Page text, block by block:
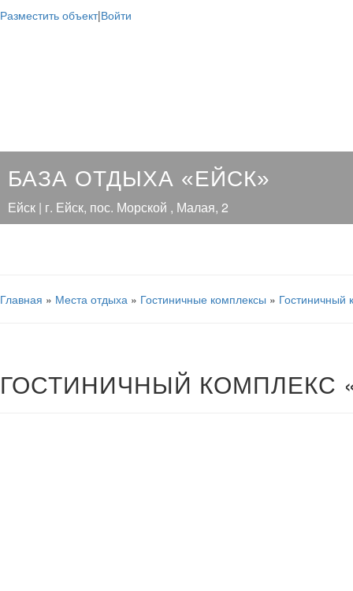
Разместить объект|Войти
БАЗА ОТДЫХА «ЕЙСК»
Ейск | г. Ейск, пос. Морской , Малая, 2
Главная » Места отдыха » Гостиничные комплексы » Гостиничный
ГОСТИНИЧНЫЙ КОМПЛЕКС